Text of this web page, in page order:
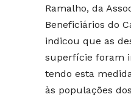
Ramalho, da
Beneficiários do
indicou que as
superfície foram
tendo esta
às populações